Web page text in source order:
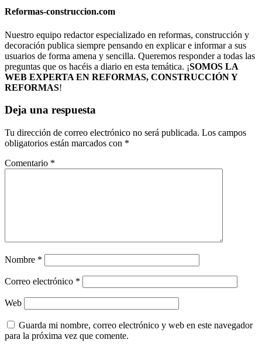
Reformas-construccion.com
Nuestro equipo redactor especializado en reformas, construcción y
decoración publica siempre pensando en explicar e informar a sus
usuarios de forma amena y sencilla. Queremos responder a todas las
preguntas que os hacéis a diario en esta temática. ¡SOMOS LA
WEB EXPERTA EN REFORMAS, CONSTRUCCIÓN Y
REFORMAS!
Deja una respuesta
Tu dirección de correo electrónico no será publicada. Los campos
obligatorios están marcados con *
Comentario *
Nombre *
Correo electrónico *
Web
Guarda mi nombre, correo electrónico y web en este navegador
para la próxima vez que comente.